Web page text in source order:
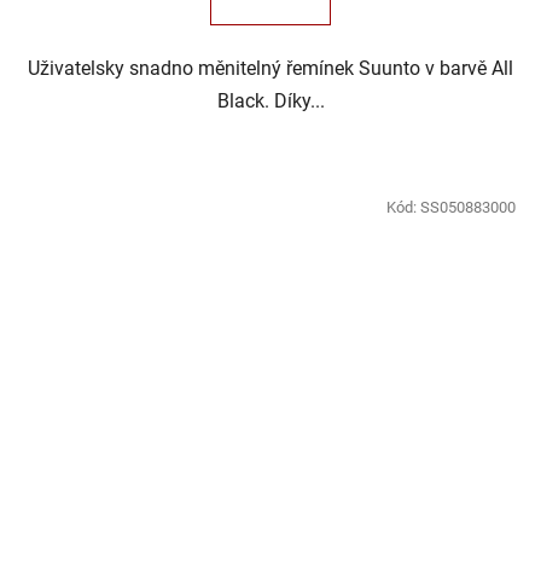
Uživatelsky snadno měnitelný řemínek Suunto v barvě All
Black. Díky...
Kód: SS050883000